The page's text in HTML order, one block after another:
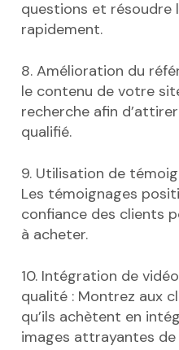
questions et résoudre
rapidement.
8. Amélioration du
le contenu de votre
recherche afin
qualifié.
9. Utilisation de
Les témoignages
confiance des clients
à acheter.
10. Intégration de
qualité : Montrez aux
qu’ils achètent en
images attrayantes